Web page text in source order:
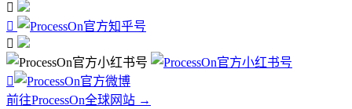




前往ProcessOn全球网站 →